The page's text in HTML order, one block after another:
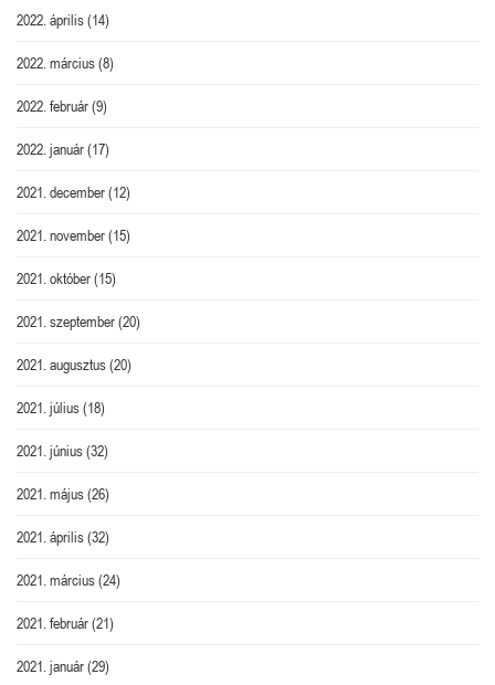
2022. április(14)
2022. március(8)
2022. február(9)
2022. január(17)
2021. december(12)
2021. november(15)
2021. október(15)
2021. szeptember(20)
2021. augusztus(20)
2021. július(18)
2021. június(32)
2021. május(26)
2021. április(32)
2021. március(24)
2021. február(21)
2021. január(29)